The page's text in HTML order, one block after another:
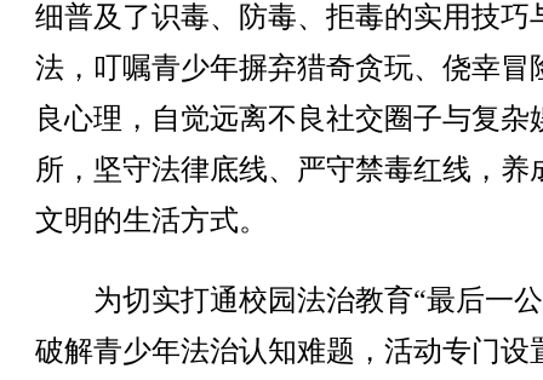
细普及了识毒、防毒、拒毒的实用技巧
法，叮嘱青少年摒弃猎奇贪玩、侥幸冒
良心理，自觉远离不良社交圈子与复杂
所，坚守法律底线、严守禁毒红线，养
文明的生活方式。
为切实打通校园法治教育“最后一公
破解青少年法治认知难题，活动专门设